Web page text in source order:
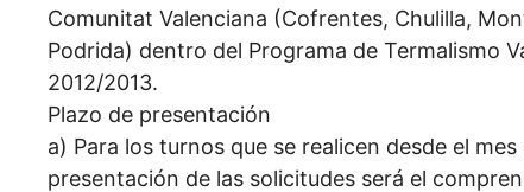
Comunitat Valenciana (Cofrentes, Chulilla,
Podrida) dentro del Programa de Termalismo
2012/2013.
Plazo de presentación
a) Para los turnos que se realicen desde el
presentación de las solicitudes será el